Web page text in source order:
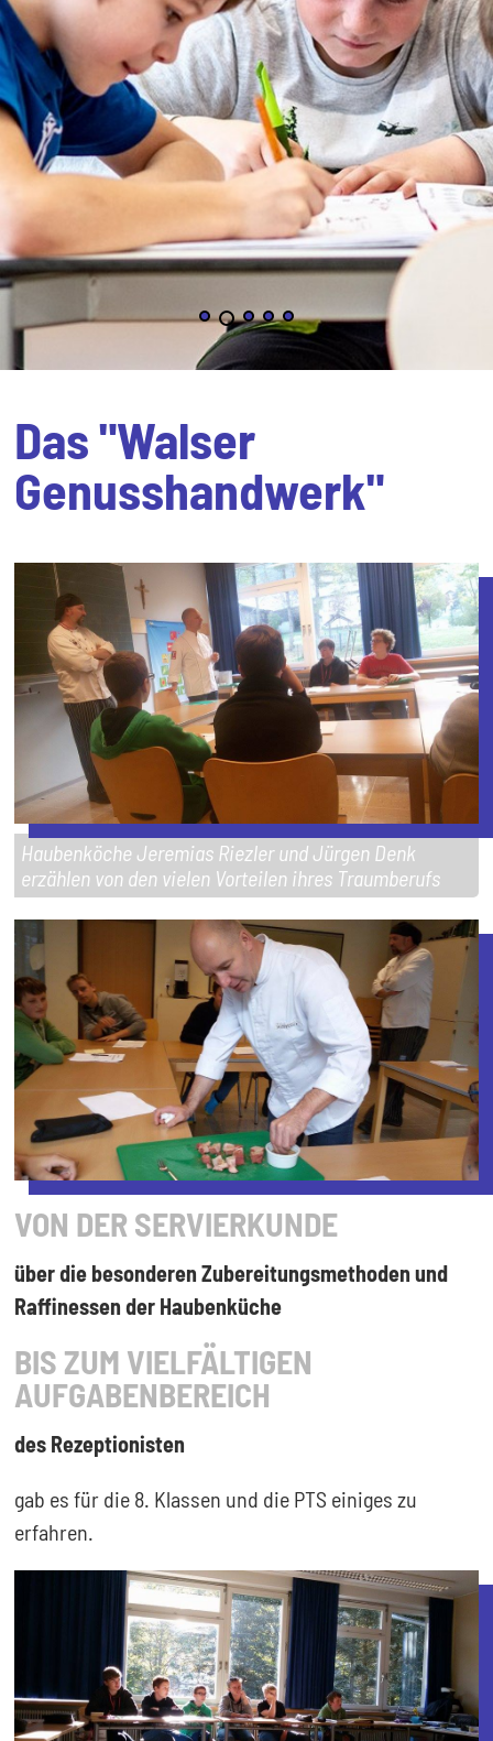
Das "Walser
Genusshandwerk"
Haubenköche Jeremias Riezler und Jürgen Denk
erzählen von den vielen Vorteilen ihres Traumberufs
VON DER SERVIERKUNDE
über die besonderen Zubereitungsmethoden und
Raffinessen der Haubenküche
BIS ZUM VIELFÄLTIGEN
AUFGABENBEREICH
des Rezeptionisten
gab es für die 8. Klassen und die PTS einiges zu
erfahren.